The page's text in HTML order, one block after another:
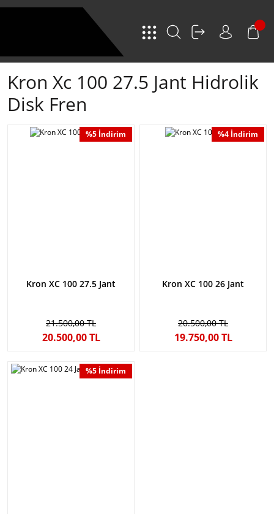
Kron Xc 100 27.5 Jant Hidrolik
Disk Fren
%5 İndirim
Kron XC 100 27.5 Jant
21.500,00 TL
20.500,00 TL
%4 İndirim
Kron XC 100 26 Jant
20.500,00 TL
19.750,00 TL
%5 İndirim